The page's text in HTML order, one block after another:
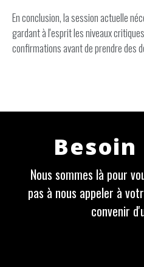
En conclusion, la session actuelle
gardant à l'esprit les niveaux
confirmations avant de prendre des
Nous sommes là pour
pas à nous appeler à
convenir